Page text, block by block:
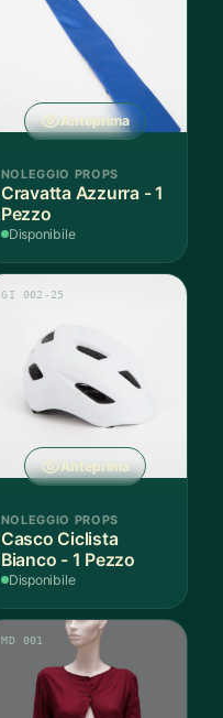
Anteprima
NOLEGGIO PROPS
Cravatta Azzurra - 1
Pezzo
Disponibile
Anteprima
GI 002-25
NOLEGGIO PROPS
Casco Ciclista
Bianco - 1 Pezzo
Disponibile
MD 001